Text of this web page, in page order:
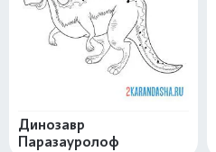
Динозавр
Паразауролоф